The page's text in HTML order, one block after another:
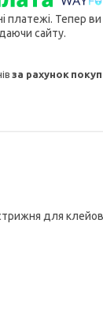
платежі. Тепер
сайту.
за рахунок
для